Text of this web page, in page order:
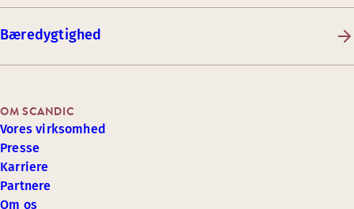
Bæredygtighed
OM SCANDIC
Vores virksomhed
Presse
Karriere
Partnere
Om os